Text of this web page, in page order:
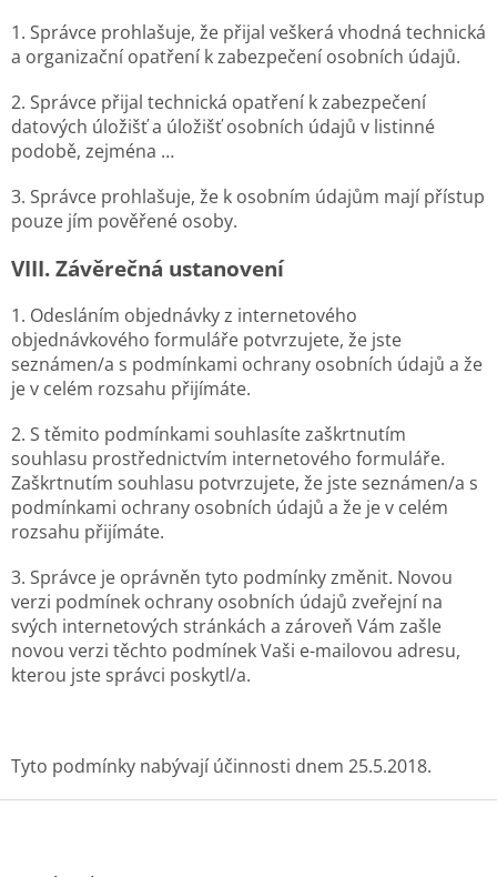
1. Správce prohlašuje, že přijal veškerá vhodná technická
a organizační opatření k zabezpečení osobních údajů.
2. Správce přijal technická opatření k zabezpečení
datových úložišť a úložišť osobních údajů v listinné
podobě, zejména …
3. Správce prohlašuje, že k osobním údajům mají přístup
pouze jím pověřené osoby.
VIII. Závěrečná ustanovení
1. Odesláním objednávky z internetového
objednávkového formuláře potvrzujete, že jste
seznámen/a s podmínkami ochrany osobních údajů a že
je v celém rozsahu přijímáte.
2. S těmito podmínkami souhlasíte zaškrtnutím
souhlasu prostřednictvím internetového formuláře.
Zaškrtnutím souhlasu potvrzujete, že jste seznámen/a s
podmínkami ochrany osobních údajů a že je v celém
rozsahu přijímáte.
3. Správce je oprávněn tyto podmínky změnit. Novou
verzi podmínek ochrany osobních údajů zveřejní na
svých internetových stránkách a zároveň Vám zašle
novou verzi těchto podmínek Vaši e-mailovou adresu,
kterou jste správci poskytl/a.
Tyto podmínky nabývají účinnosti dnem 25.5.2018.
Z